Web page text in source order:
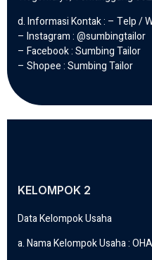
d. Informasi Kontak : – Telp /
– Instagram : @sumbingtailor
– Facebook : Sumbing Tailor
– Shopee : Sumbing Tailor
KELOMPOK 2
Data Kelompok Usaha
a. Nama Kelompok Usaha :